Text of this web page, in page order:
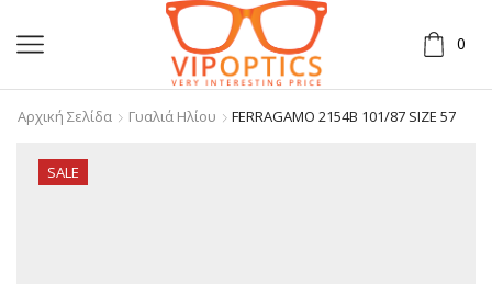
0
Αρχική Σελίδα Γυαλιά Ηλίου FERRAGAMO 2154B 101/87 SIZE 57
SALE